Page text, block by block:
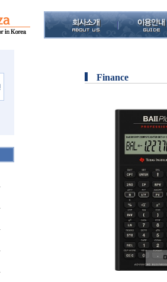
Finance